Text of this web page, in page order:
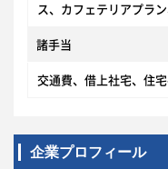
ス、カフェテリアプラ
諸手当
交通費、借上社宅、住
企業プロフィール